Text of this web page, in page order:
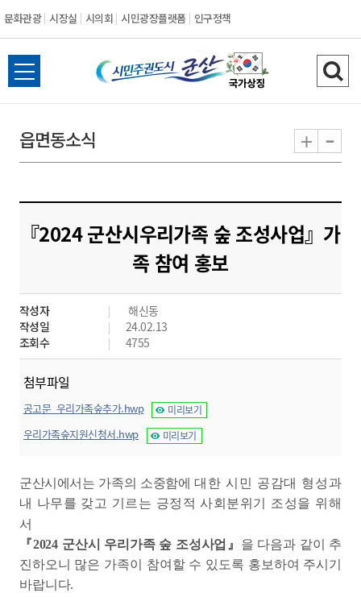
문화관광 시장실 시의회 시민광장플랫폼 인구정책
시
민
도
시
군
산
전
체
뉴
열
검
색
기
읍면동소식 + -
『2024 군산시우리가족 숲 조성사업』가
족 참여 홍보
작성자
해신동
작성일
24.02.13
조회수
4755
첨부파일
공고문_우리가족숲추가.hwp 미리보기
우리가족숲지원신청서.hwp 미리보기
군산시에서는 가족의 소중함에 대한 시민 공감대 형성과
내 나무를 갖고 기르는 긍정적 사회분위기 조성을 위해
서
『2024 군산시 우리가족 숲 조성사업 』 을 다음과 같이 추
진하오니 많은 가족이 참여할 수 있도록 홍보하여 주시기
바랍니다.